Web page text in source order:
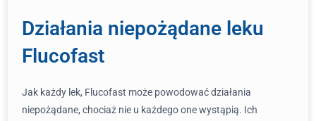
Działania niepożądane leku
Flucofast
Jak każdy lek, Flucofast może powodować działania
niepożądane, chociaż nie u każdego one wystąpią. Ich